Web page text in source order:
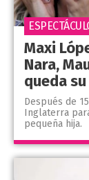
Maxi
Nara,
queda
Después de
Inglaterra
pequeña hija.